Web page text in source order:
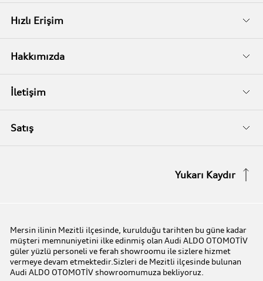
Kampanyalar
Audi Garanti
Audi Kasko
Audi Garanti Plus
Serviste Prestijin 7 Prensibi
Audi Online Team
Benim Audim
Hızlı Erişim
Servis Randevusu
Hakkımızda
Biz Kimiz?
İletişim
İletişim Bilgileri
Satış
Audi prime :plus
Yukarı Kaydır
Mersin ilinin Mezitli ilçesinde, kurulduğu tarihten bu güne kadar
müşteri memnuniyetini ilke edinmiş olan Audi ALDO OTOMOTİV
güler yüzlü personeli ve ferah showroomu ile sizlere hizmet
vermeye devam etmektedir.Sizleri de Mezitli ilçesinde bulunan
Audi ALDO OTOMOTİV showroomumuza bekliyoruz.